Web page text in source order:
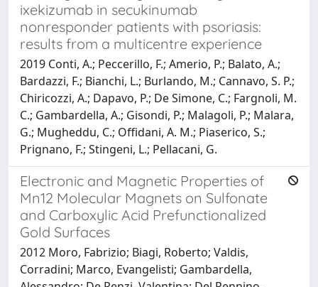
ixekizumab in secukinumab
nonresponder patients with psoriasis:
results from a multicentre experience
2019 Conti, A.; Peccerillo, F.; Amerio, P.; Balato, A.;
Bardazzi, F.; Bianchi, L.; Burlando, M.; Cannavo, S. P.;
Chiricozzi, A.; Dapavo, P.; De Simone, C.; Fargnoli, M.
C.; Gambardella, A.; Gisondi, P.; Malagoli, P.; Malara,
G.; Mugheddu, C.; Offidani, A. M.; Piaserico, S.;
Prignano, F.; Stingeni, L.; Pellacani, G.
Electronic and Magnetic Properties of
Mn12 Molecular Magnets on Sulfonate
and Carboxylic Acid Prefunctionalized
Gold Surfaces
2012 Moro, Fabrizio; Biagi, Roberto; Valdis,
Corradini; Marco, Evangelisti; Gambardella,